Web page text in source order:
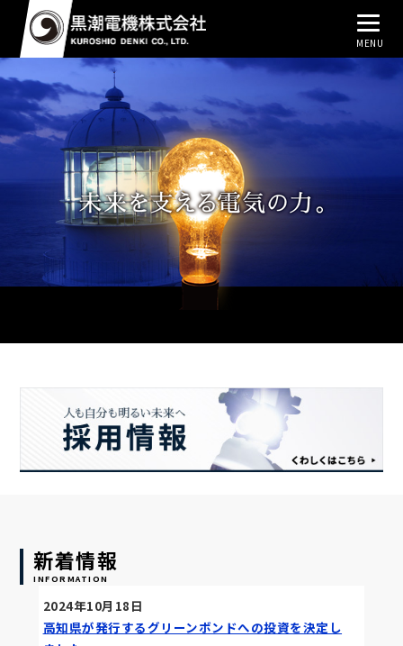
新着情報
INFORMATION
2024年10月18日
高知県が発行するグリーンボンドへの投資を決定し
MENU
トップページ
事業内容
黒潮で働く
会社概要
お問い合わせ